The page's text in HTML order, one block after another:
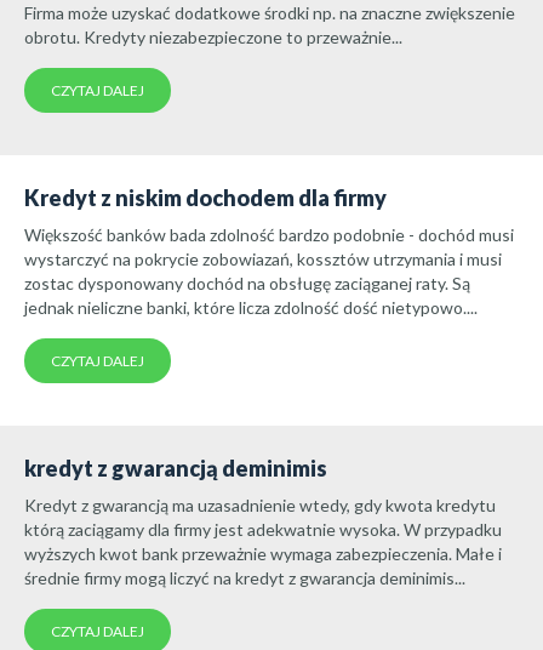
Firma może uzyskać dodatkowe środki np. na znaczne zwiększenie
obrotu. Kredyty niezabezpieczone to przeważnie...
CZYTAJ DALEJ
Kredyt z niskim dochodem dla firmy
Większość banków bada zdolność bardzo podobnie - dochód musi
wystarczyć na pokrycie zobowiazań, kossztów utrzymania i musi
zostac dysponowany dochód na obsługę zaciąganej raty. Są
jednak nieliczne banki, które licza zdolność dość nietypowo....
CZYTAJ DALEJ
kredyt z gwarancją deminimis
Kredyt z gwarancją ma uzasadnienie wtedy, gdy kwota kredytu
którą zaciągamy dla firmy jest adekwatnie wysoka. W przypadku
wyższych kwot bank przeważnie wymaga zabezpieczenia. Małe i
średnie firmy mogą liczyć na kredyt z gwarancja deminimis...
CZYTAJ DALEJ